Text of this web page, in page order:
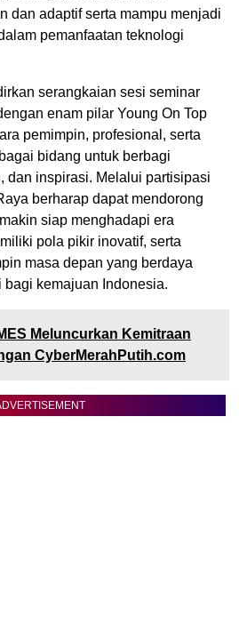
dan adaptif serta mampu menjadi
pemanfaatan teknologi
serangkaian sesi seminar
enam pilar Young On Top
pemimpin, profesional, serta
bidang untuk berbagi
dan inspirasi. Melalui partisipasi
berharap dapat mendorong
siap menghadapi era
pola pikir inovatif, serta
masa depan yang berdaya
kemajuan Indonesia.
Meluncurkan Kemitraan
CyberMerahPutih.com